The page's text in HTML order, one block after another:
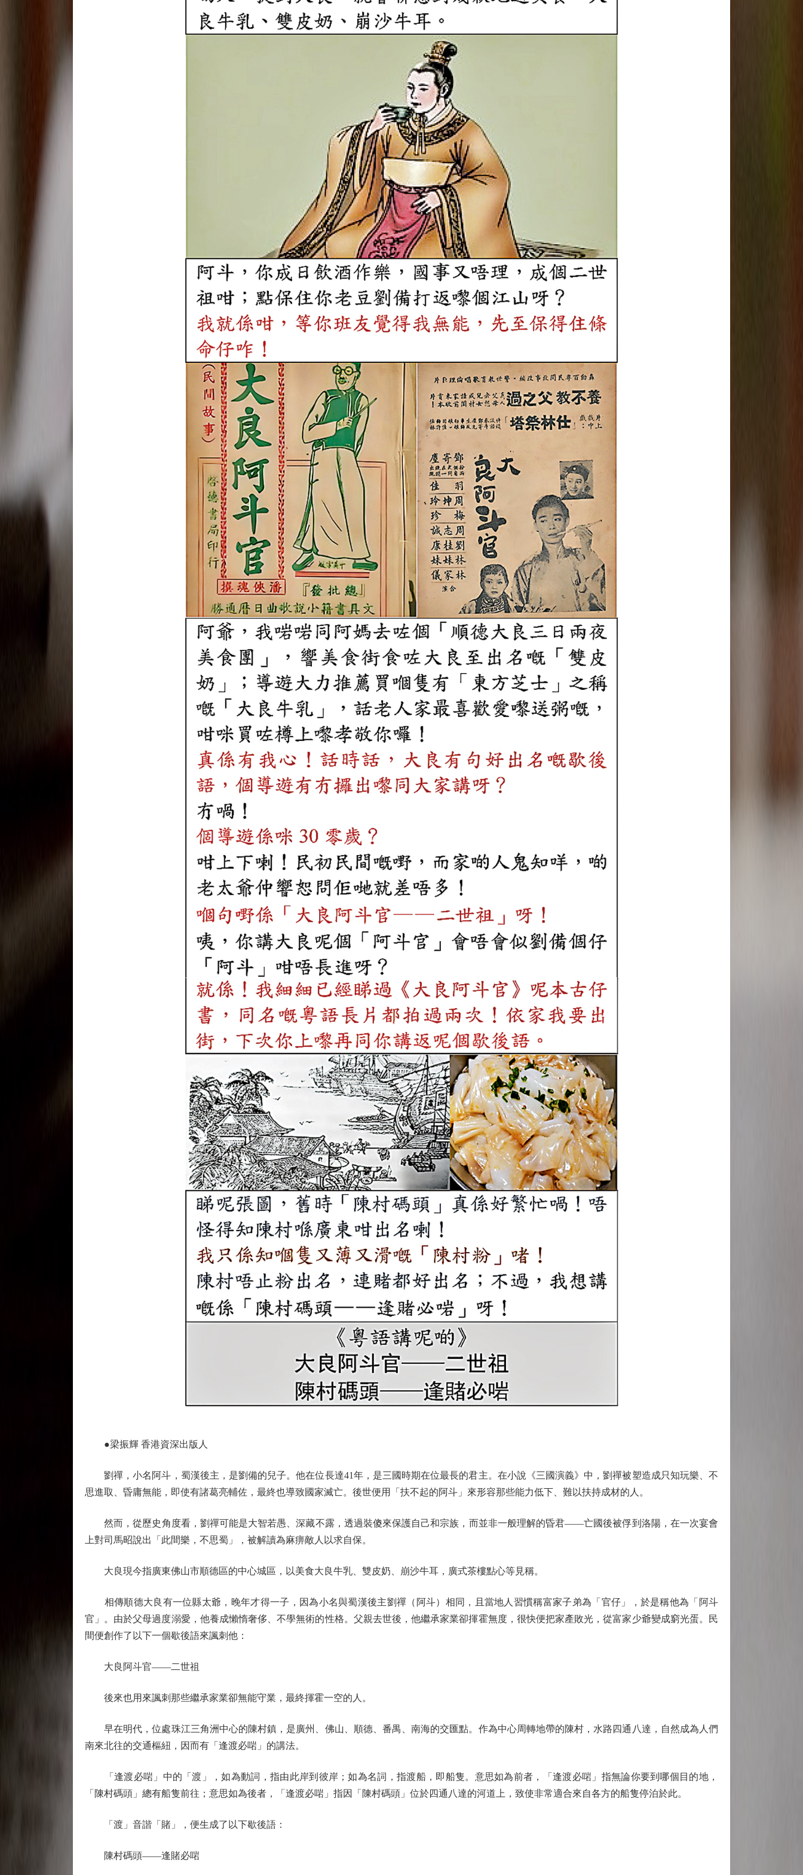
●梁振輝 香港資深出版人
劉禪，小名阿斗，蜀漢後主，是劉備的兒子。他在位長達41年，是三國時期在位最長的君主。在小說《三國演義》中，劉禪被塑造成只知玩樂、不
思進取、昏庸無能，即使有諸葛亮輔佐，最終也導致國家滅亡。後世便用「扶不起的阿斗」來形容那些能力低下、難以扶持成材的人。
然而，從歷史角度看，劉禪可能是大智若愚、深藏不露，透過裝傻來保護自己和宗族，而並非一般理解的昏君——亡國後被俘到洛陽，在一次宴會
上對司馬昭說出「此間樂，不思蜀」，被解讀為麻痹敵人以求自保。
大良現今指廣東佛山市順德區的中心城區，以美食大良牛乳、雙皮奶、崩沙牛耳，廣式茶樓點心等見稱。
相傳順德大良有一位縣太爺，晚年才得一子，因為小名與蜀漢後主劉禪（阿斗）相同，且當地人習慣稱富家子弟為「官仔」，於是稱他為「阿斗
官」。由於父母過度溺愛，他養成懶惰奢侈、不學無術的性格。父親去世後，他繼承家業卻揮霍無度，很快便把家產敗光，從富家少爺變成窮光蛋。民
間便創作了以下一個歇後語來諷刺他：
大良阿斗官——二世祖
後來也用來諷刺那些繼承家業卻無能守業，最終揮霍一空的人。
早在明代，位處珠江三角洲中心的陳村鎮，是廣州、佛山、順德、番禺、南海的交匯點。作為中心周轉地帶的陳村，水路四通八達，自然成為人們
南來北往的交通樞紐，因而有「逢渡必啱」的講法。
「逢渡必啱」中的「渡」，如為動詞，指由此岸到彼岸；如為名詞，指渡船，即船隻。意思如為前者，「逢渡必啱」指無論你要到哪個目的地，
「陳村碼頭」總有船隻前往；意思如為後者，「逢渡必啱」指因「陳村碼頭」位於四通八達的河道上，致使非常適合來自各方的船隻停泊於此。
「渡」音諧「賭」，便生成了以下歇後語：
陳村碼頭——逢賭必啱